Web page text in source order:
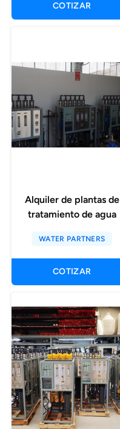
COTIZAR
Alquiler de plantas de
tratamiento de agua
WATER PARTNERS
COTIZAR